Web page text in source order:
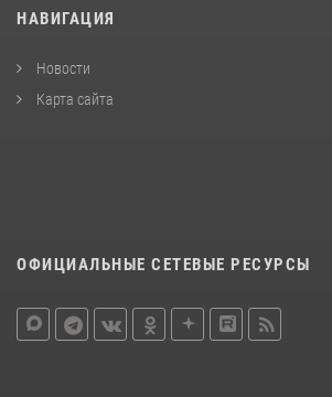
НАВИГАЦИЯ
Новости
Карта сайта
ОФИЦИАЛЬНЫЕ СЕТЕВЫЕ РЕСУРСЫ